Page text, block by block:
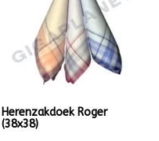
Herenzakdoek Roger
(38x38)